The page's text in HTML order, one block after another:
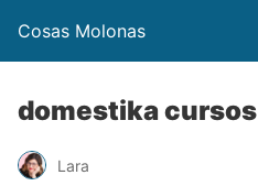
Cosas Molonas
domestika cursos
Lara